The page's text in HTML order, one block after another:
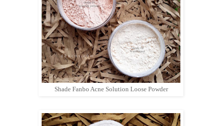
Shade Fanbo Acne Solution Loose Powder